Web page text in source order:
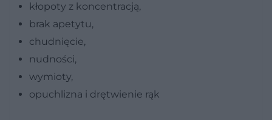
kłopoty z koncentracją,
brak apetytu,
chudnięcie,
nudności,
wymioty,
opuchlizna i drętwienie rąk